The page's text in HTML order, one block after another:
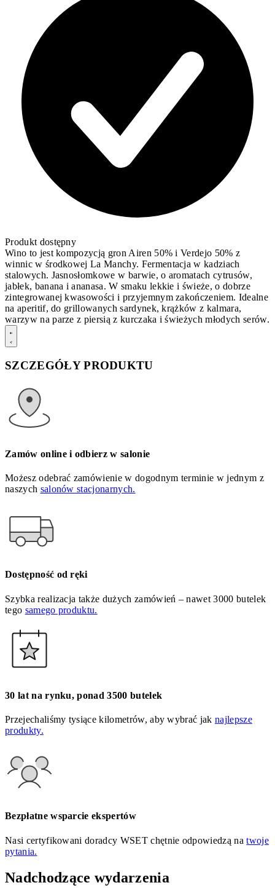
Produkt dostępny
Wino to jest kompozycją gron Airen 50% i Verdejo 50% z
winnic w środkowej La Manchy. Fermentacja w kadziach
stalowych. Jasnosłomkowe w barwie, o aromatach cytrusów,
jabłek, banana i ananasa. W smaku lekkie i świeże, o dobrze
zintegrowanej kwasowości i przyjemnym zakończeniem. Idealne
na aperitif, do grillowanych sardynek, krążków z kalmara,
warzyw na parze z piersią z kurczaka i świeżych młodych serów.
SZCZEGÓŁY PRODUKTU
Zamów online i odbierz w salonie
Możesz odebrać zamówienie w dogodnym terminie w jednym z
naszych salonów stacjonarnych.
Dostępność od ręki
Szybka realizacja także dużych zamówień – nawet 3000 butelek
tego samego produktu.
30 lat na rynku, ponad 3500 butelek
Przejechaliśmy tysiące kilometrów, aby wybrać jaknajlepsze
produkty.
Bezpłatne wsparcie ekspertów
Nasi certyfikowani doradcy WSET chętnie odpowiedzą natwoje
pytania.
Nadchodzące wydarzenia